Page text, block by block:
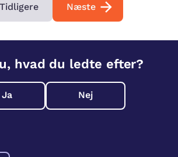
Tidligere Næste
hvad du ledte efter?
Ja Nej